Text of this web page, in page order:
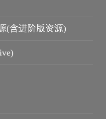
保护智慧财产权
(含进阶版资源)